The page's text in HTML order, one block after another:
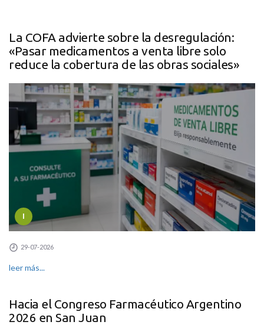
La COFA advierte sobre la desregulación:
«Pasar medicamentos a venta libre solo
reduce la cobertura de las obras sociales»
I
29-07-2026
leer más...
Hacia el Congreso Farmacéutico Argentino
2026 en San Juan